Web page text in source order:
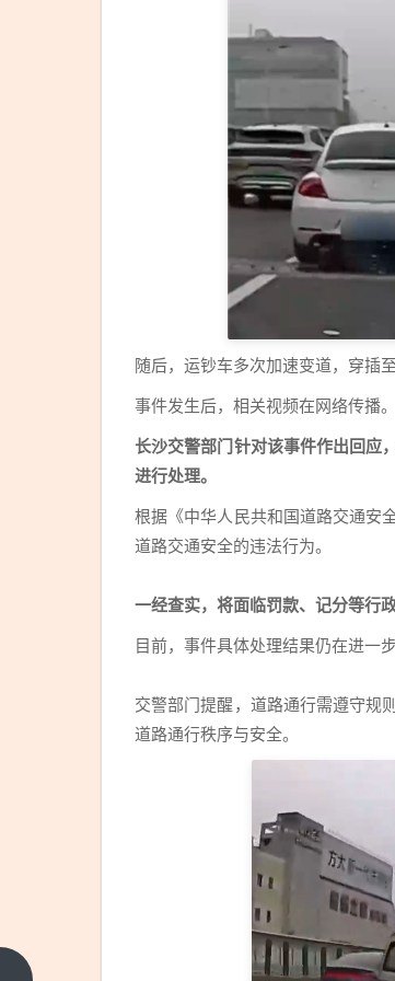
随后，运钞车多次加速变道，穿插
事件发生后，相关视频在网络传播。
长沙交警部门针对该事件作出回应
进行处理。
根据《中华人民共和国道路交通安
道路交通安全的违法行为。
一经查实，将面临罚款、记分等行
目前，事件具体处理结果仍在进一步
交警部门提醒，道路通行需遵守规
道路通行秩序与安全。